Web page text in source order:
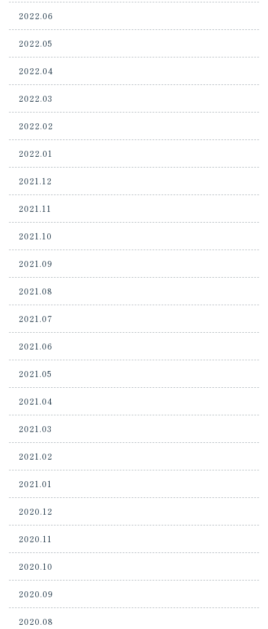
2022.06
2022.05
2022.04
2022.03
2022.02
2022.01
2021.12
2021.11
2021.10
2021.09
2021.08
2021.07
2021.06
2021.05
2021.04
2021.03
2021.02
2021.01
2020.12
2020.11
2020.10
2020.09
2020.08